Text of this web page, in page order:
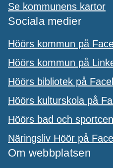
Se kommunens kartor
Sociala medier
Höörs kommun på
Höörs kommun på
Höörs bibliotek på
Höörs kulturskola på
Höörs bad och
Näringsliv Höör på
Om webbplatsen